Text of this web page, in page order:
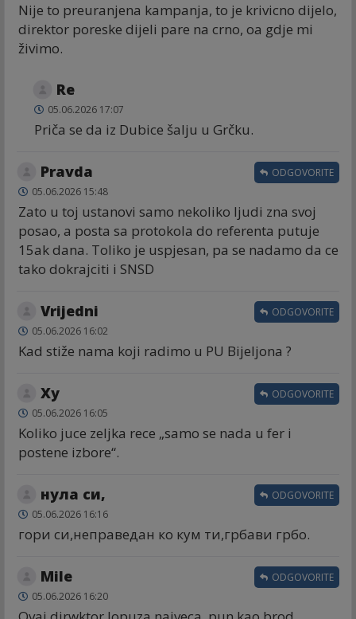
Nije to preuranjena kampanja, to je krivicno dijelo,
direktor poreske dijeli pare na crno, oa gdje mi
živimo.
Re
05.06.2026 17:07
Priča se da iz Dubice šalju u Grčku.
Pravda
05.06.2026 15:48
Zato u toj ustanovi samo nekoliko ljudi zna svoj
posao, a posta sa protokola do referenta putuje
15ak dana. Toliko je uspjesan, pa se nadamo da ce
tako dokrajciti i SNSD
ODGOVORITE
Vrijedni
05.06.2026 16:02
Kad stiže nama koji radimo u PU Bijeljona ?
ODGOVORITE
Xy
05.06.2026 16:05
Koliko juce zeljka rece „samo se nada u fer i
postene izbore“.
ODGOVORITE
нула си,
05.06.2026 16:16
гори си,неправедан ко кум ти,грбави грбо.
ODGOVORITE
Mile
05.06.2026 16:20
ODGOVORITE